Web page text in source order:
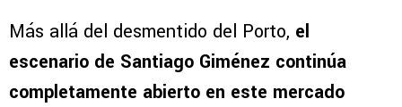
Más allá del desmentido del Porto, el
escenario de Santiago Giménez continúa
completamente abierto en este mercado